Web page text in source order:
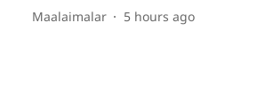
Maalaimalar 5 hours ago